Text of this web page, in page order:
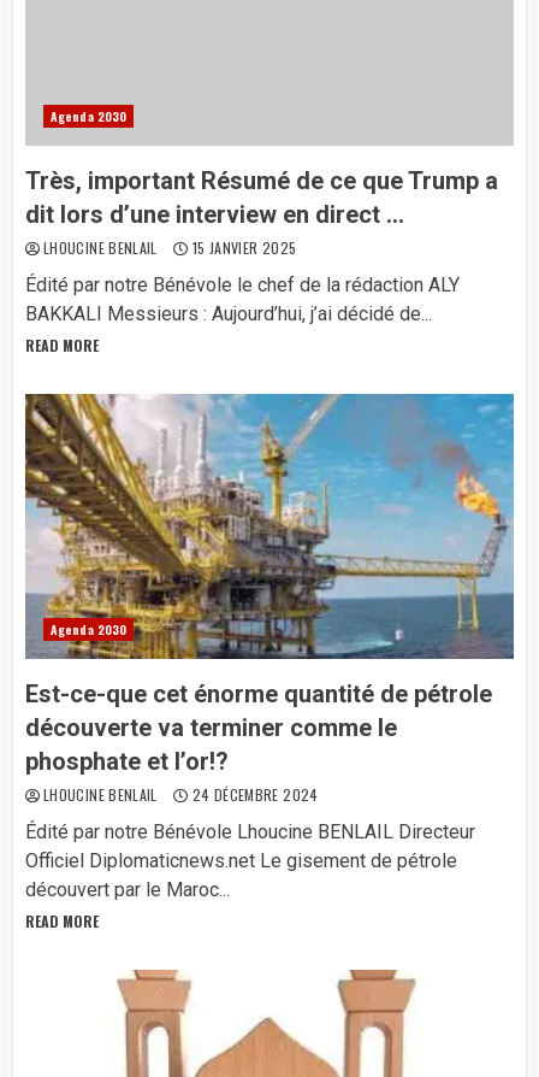
Agenda 2030
Très, important Résumé de ce que Trump a
dit lors d’une interview en direct …
LHOUCINE BENLAIL 15 JANVIER 2025
Édité par notre Bénévole le chef de la rédaction ALY
BAKKALI Messieurs : Aujourd’hui, j’ai décidé de...
READ MORE
Agenda 2030
Est-ce-que cet énorme quantité de pétrole
découverte va terminer comme le
phosphate et l’or!?
LHOUCINE BENLAIL 24 DÉCEMBRE 2024
Édité par notre Bénévole Lhoucine BENLAIL Directeur
Officiel Diplomaticnews.net Le gisement de pétrole
découvert par le Maroc...
READ MORE